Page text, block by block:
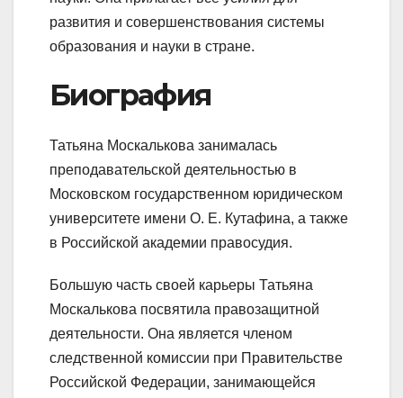
развития и совершенствования системы
образования и науки в стране.
Биография
Татьяна Москалькова занималась
преподавательской деятельностью в
Московском государственном юридическом
университете имени О. Е. Кутафина, а также
в Российской академии правосудия.
Большую часть своей карьеры Татьяна
Москалькова посвятила правозащитной
деятельности. Она является членом
следственной комиссии при Правительстве
Российской Федерации, занимающейся